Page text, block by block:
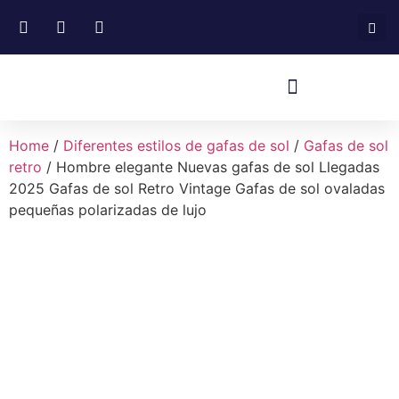
Home / Diferentes estilos de gafas de sol / Gafas de sol
retro / Hombre elegante Nuevas gafas de sol Llegadas
2025 Gafas de sol Retro Vintage Gafas de sol ovaladas
pequeñas polarizadas de lujo